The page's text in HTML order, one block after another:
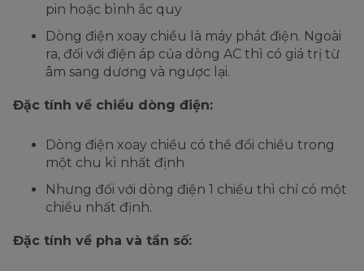
pin hoặc bình ắc quy
Dòng điện xoay chiều là máy phát điện. Ngoài
ra, đối với điện áp của dòng AC thì có giá trị từ
âm sang dương và ngược lại.
Đặc tính về chiều dòng điện:
Dòng điện xoay chiều có thể đổi chiều trong
một chu kì nhất định
Nhưng đối với dòng điện 1 chiều thì chỉ có một
chiều nhất định.
Đặc tính về pha và tần số: